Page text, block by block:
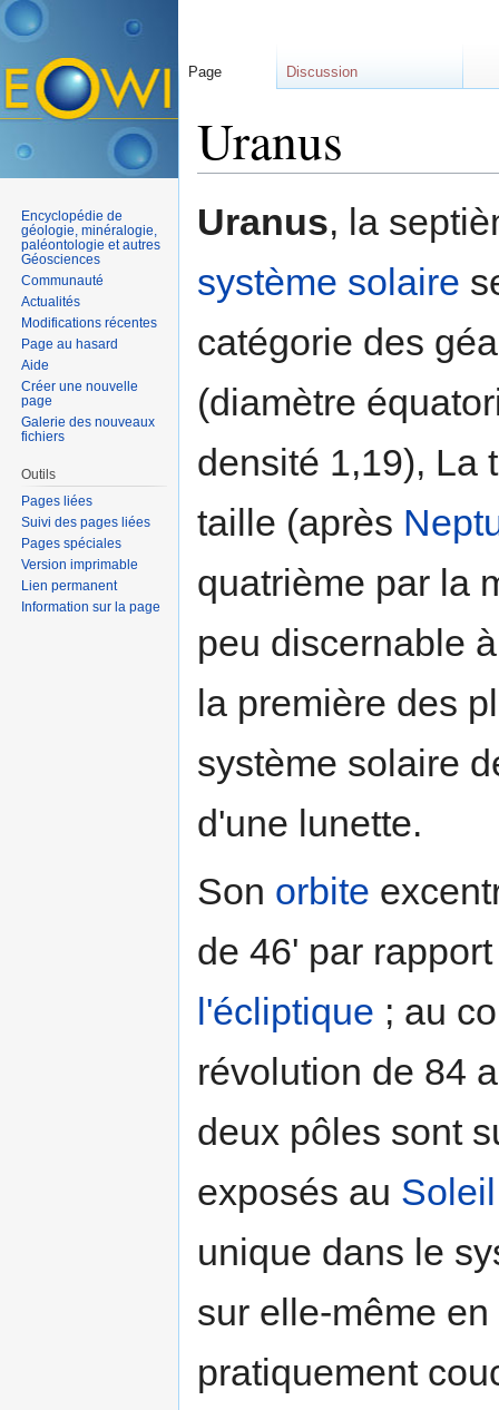
Uranus
Uranus, la
système solaire
catégorie des
(diamètre
densité 1,19), La
taille (après
quatrième par la
peu discernable
la première des
système solaire
d'une lunette.
Son orbite
de 46' par
l'écliptique ; au
révolution de 84
deux pôles sont
exposés au Soleil
unique dans le
sur elle-même
pratiquement
Page Discussion
Encyclopédie de
géologie, minéralogie,
paléontologie et autres
Géosciences
Communauté
Actualités
Modifications récentes
Page au hasard
Aide
Créer une nouvelle
page
Galerie des nouveaux
fichiers
Outils
Pages liées
Suivi des pages liées
Pages spéciales
Version imprimable
Lien permanent
Information sur la page